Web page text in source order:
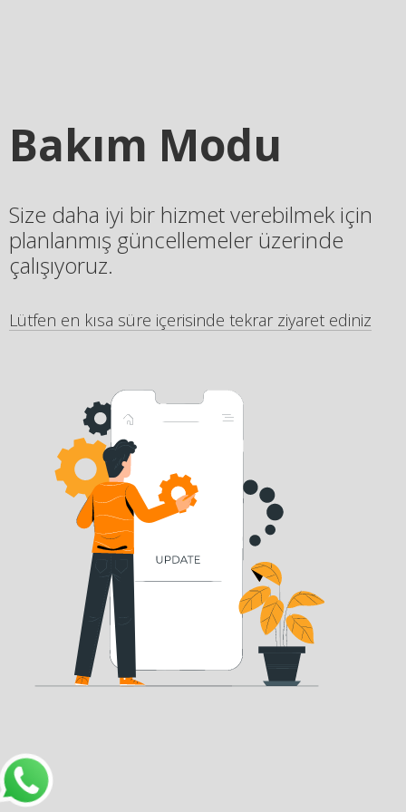
Bakım Modu
Size daha iyi bir hizmet verebilmek için
planlanmış güncellemeler üzerinde
çalışıyoruz.
Lütfen en kısa süre içerisinde tekrar ziyaret ediniz